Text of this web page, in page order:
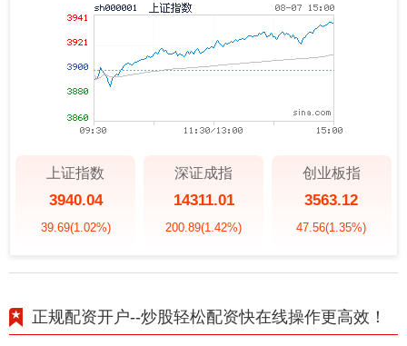
上证指数
3940.04
39.69(1.02%)
深证成指
14311.01
200.89(1.42%)
创业板指
3563.12
47.56(1.35%)
正规配资开户--炒股轻松配资快在线操作更高效！